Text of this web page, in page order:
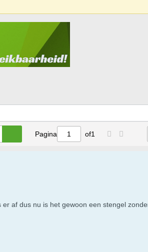
Pagina of1
af dus nu is het gewoon een stengel